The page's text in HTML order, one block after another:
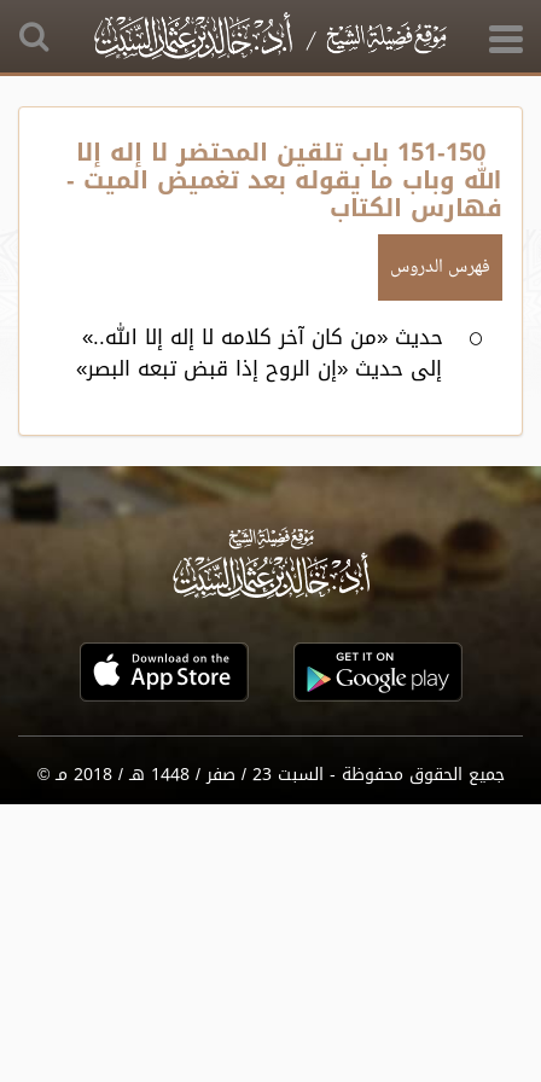
151-150 باب تلقين المحتضر لا إله إلا
الله وباب ما يقوله بعد تغميض الميت -
فهارس الكتاب
فهرس الدروس
حديث «من كان آخر كلامه لا إله إلا الله..»
إلى حديث «إن الروح إذا قبض تبعه البصر»
جميع الحقوق محفوظة - السبت 23 / صفر / 1448 هـ / 2018 مـ ©